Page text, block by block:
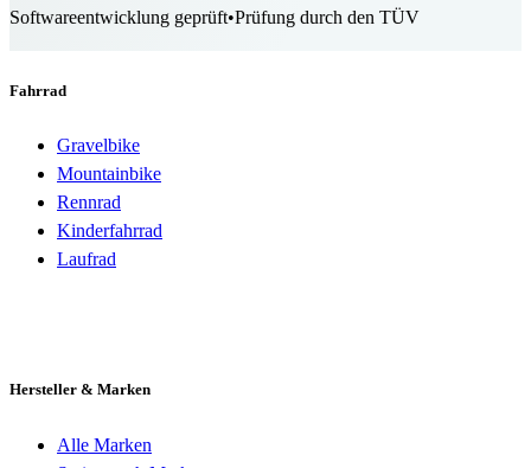
Softwareentwicklung geprüft•Prüfung durch den TÜV
Fahrrad
Gravelbike
Mountainbike
Rennrad
Kinderfahrrad
Laufrad
Hersteller & Marken
Alle Marken